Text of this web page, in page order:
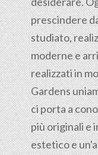
prescindere
studiato,
moderne e
realizzati in
Gardens
ci porta a
più originali e
estetico e